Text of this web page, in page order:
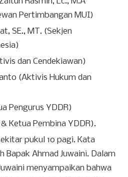
Pertimbangan MUI)
SE., MT. (Sekjen
dan Cendekiawan)
(Aktivis Hukum dan
Pengurus YDDR)
Ketua Pembina YDDR).
pukul 10 pagi. Kata
Bapak Ahmad Juwaini. Dalam
menyampaikan bahwa